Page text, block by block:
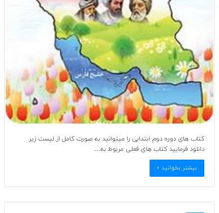
کتاب های دوره دوم ابتدایی را میتوانید به صورت کامل از لیست زیر
دانلود فرمایید کتاب های فعلی مربوط به…
بیشتر بخوانید »